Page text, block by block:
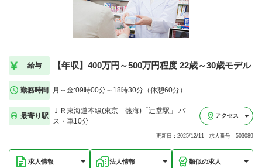
給与 【年収】400万円～500万円程度 22歳～30歳モデル
勤務時間 月～金:09時00分～18時30分（休憩60分）
最寄り駅
ＪＲ東海道本線(東京－熱海)「辻堂駅」 バ
ス・車10分
アクセス
更新日：2025/12/11 求人番号：503089
求人情報 法人情報 類似の求人